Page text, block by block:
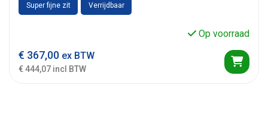
Super fijne zit Verrijdbaar
Op voorraad
€ 367,00 ex BTW
€ 444,07 incl BTW